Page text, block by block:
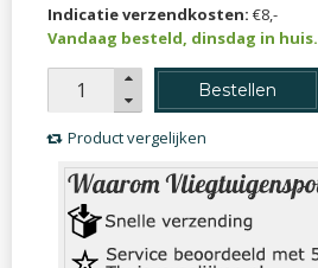
Indicatie verzendkosten: €8,-
Vandaag besteld, dinsdag in huis.
Bestellen
Product vergelijken